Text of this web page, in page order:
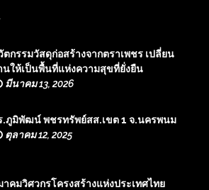
ตกรรมวัสดุก่อสร้างจากตราเพชร เปลี่ยน
นให้เป็นพื้นที่แห่งความสุขที่ยั่งยืน
มีนาคม 13, 2026
.ภูมิพัฒน์ พชรทรัพย์สส.เขต 1 จ.นครพนม
ตุลาคม 12, 2025
าคมวิศวกรโครงสร้างแห่งประเทศไทย